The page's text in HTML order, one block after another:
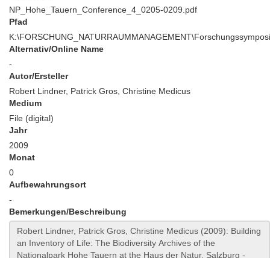
NP_Hohe_Tauern_Conference_4_0205-0209.pdf
Pfad
Alternativ/Online Name
-
Autor/Ersteller
Robert Lindner, Patrick Gros, Christine Medicus
Medium
File (digital)
Jahr
2009
Monat
0
Aufbewahrungsort
-
Bemerkungen/Beschreibung